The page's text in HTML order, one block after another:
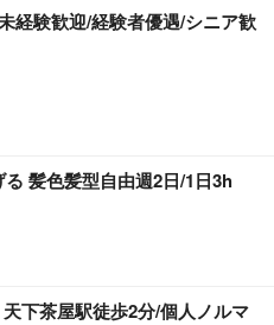
経験歓迎/経験者優遇/シニア歓
髪色髪型自由週2日/1日3h
下茶屋駅徒歩2分/個人ノルマ